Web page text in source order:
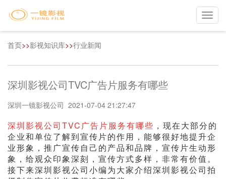
首页>>影视知识库>>行业新闻
深圳影视公司TVC广告片服务有哪些
深圳一镜影视公司 2021-07-04 21:27:47
深圳影视公司TVC广告片服务有哪些 ，现在大部分的
企业和单位了解到宣传片的作用，能够很好地提升企
业形象，推广宣传自己的产品和品牌，宣传片生动形
象，给观众印象深刻，宣传方式多样，非常有价值。
接下来深圳影视公司小编为大家介绍深圳影视公司拍